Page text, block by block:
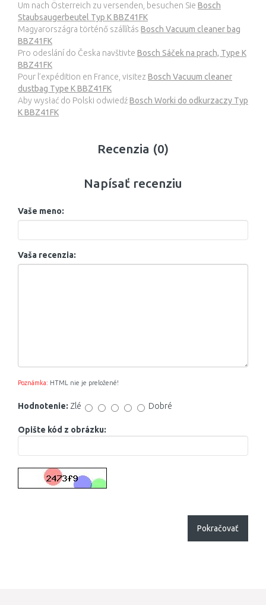
Um nach Österreich zu versenden, besuchen Sie Bosch
Staubsaugerbeutel Typ K BBZ41FK
Magyarországra történő szállítás Bosch Vacuum cleaner bag
BBZ41FK
Pro odeslání do Česka navštivte Bosch Sáček na prach, Type K
BBZ41FK
Pour l’expédition en France, visitez Bosch Vacuum cleaner
dustbag Type K BBZ41FK
Aby wysłać do Polski odwiedźBosch Worki do odkurzaczy Typ
K BBZ41FK
Recenzia (0)
Napísať recenziu
Vaše meno:
Vaša recenzia:
Poznámka: HTML nie je preložené!
Hodnotenie: Zlé Dobré
Opište kód z obrázku:
Pokračovať